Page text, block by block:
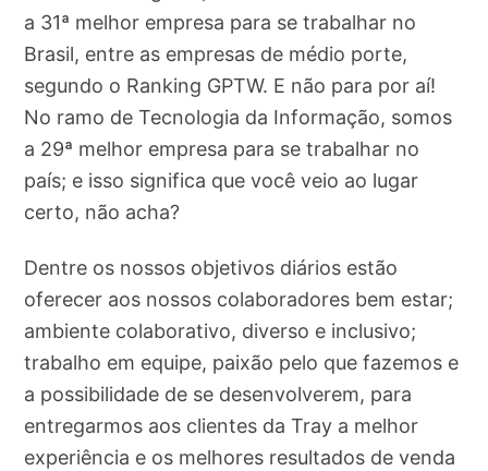
a 31ª melhor empresa para se trabalhar no
Brasil, entre as empresas de médio porte,
segundo o Ranking GPTW. E não para por aí!
No ramo de Tecnologia da Informação, somos
a 29ª melhor empresa para se trabalhar no
país; e isso significa que você veio ao lugar
certo, não acha?
Dentre os nossos objetivos diários estão
oferecer aos nossos colaboradores bem estar;
ambiente colaborativo, diverso e inclusivo;
trabalho em equipe, paixão pelo que fazemos e
a possibilidade de se desenvolverem, para
entregarmos aos clientes da Tray a melhor
experiência e os melhores resultados de venda